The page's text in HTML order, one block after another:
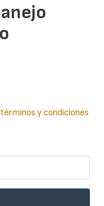
términos y condiciones